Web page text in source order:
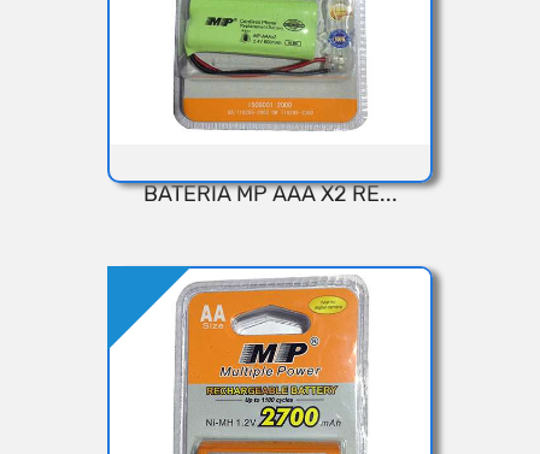
BATERIA MP AAA X2 RE...
Añadir